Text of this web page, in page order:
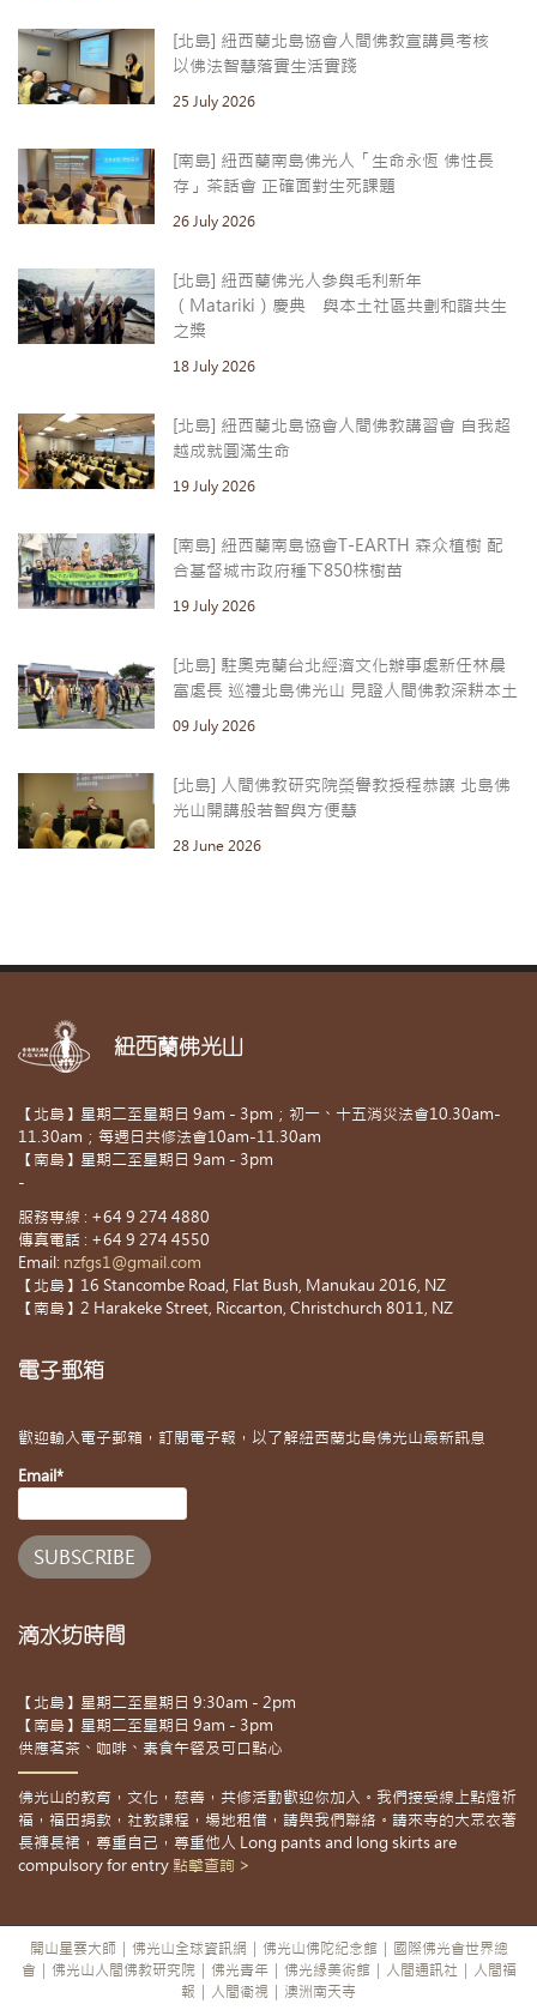
[北島] 紐西蘭北島協會人間佛教宣講員考核
以佛法智慧落實生活實踐
25 July 2026
[南島] 紐西蘭南島佛光人「生命永恆 佛性長
存」茶話會 正確面對生死課題
26 July 2026
[北島] 紐西蘭佛光人參與毛利新年
（Matariki）慶典 與本土社區共劃和諧共生
之槳
18 July 2026
[北島] 紐西蘭北島協會人間佛教講習會 自我超
越成就圓滿生命
19 July 2026
[南島] 紐西蘭南島協會T-EARTH 森众植樹 配
合基督城市政府種下850株樹苗
19 July 2026
[北島] 駐奧克蘭台北經濟文化辦事處新任林晨
富處長 巡禮北島佛光山 見證人間佛教深耕本土
09 July 2026
[北島] 人間佛教研究院榮譽教授程恭讓 北島佛
光山開講般若智與方便慧
28 June 2026
紐西蘭佛光山
【北島】星期二至星期日 9am - 3pm；初一、十五消災法會10.30am-
11.30am；每週日共修法會10am-11.30am
【南島】星期二至星期日 9am - 3pm
-
服務專線 : +64 9 274 4880
傳真電話 : +64 9 274 4550
Email: nzfgs1@gmail.com
【北島】16 Stancombe Road, Flat Bush, Manukau 2016, NZ
【南島】2 Harakeke Street, Riccarton, Christchurch 8011, NZ
電子郵箱
歡迎輸入電子郵箱，訂閱電子報，以了解紐西蘭北島佛光山最新訊息
Email*
滴水坊時間
【北島】星期二至星期日 9:30am - 2pm
【南島】星期二至星期日 9am - 3pm
供應茗茶、咖啡、素食午餐及可口點心
佛光山的教育，文化，慈善，共修活動歡迎你加入。我們接受線上點燈祈
福，福田捐款，社教課程，場地租借，請與我們聯絡。請來寺的大眾衣著
長褲長裙，尊重自己，尊重他人 Long pants and long skirts are
compulsory for entry 點擊查詢 >
開山星雲大師 佛光山全球資訊網 佛光山佛陀紀念館
國際佛光會世界總
會
佛光山人間佛教研究院 佛光青年 佛光緣美術館 人間通訊社
人間福
報
人間衛視 澳洲南天寺